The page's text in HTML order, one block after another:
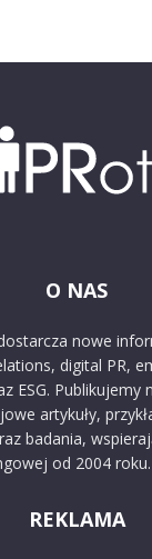
O NAS
nowe
digital PR,
ESG. Publikujemy
artykuły,
badania,
od 2004 roku.
REKLAMA